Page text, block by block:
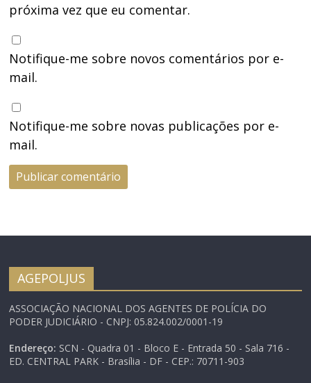
próxima vez que eu comentar.
Notifique-me sobre novos comentários por e-
mail.
Notifique-me sobre novas publicações por e-
mail.
AGEPOLJUS
ASSOCIAÇÃO NACIONAL DOS AGENTES DE POLÍCIA DO
PODER JUDICIÁRIO - CNPJ: 05.824.002/0001-19
Endereço: SCN - Quadra 01 - Bloco E - Entrada 50 - Sala 716 -
ED. CENTRAL PARK - Brasília - DF - CEP.: 70711-903